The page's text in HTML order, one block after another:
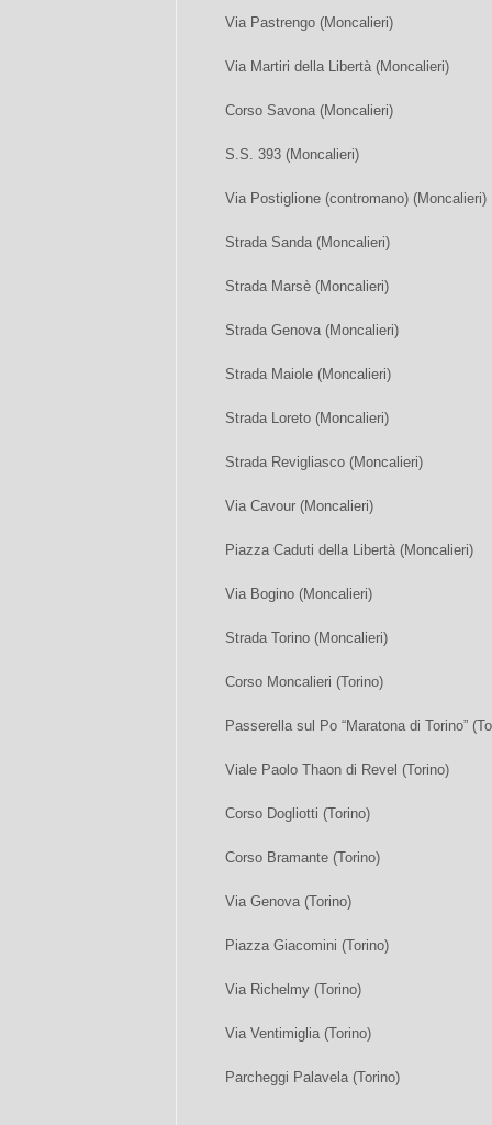
Via Pastrengo (Moncalieri)
Via Martiri della Libertà (Moncalieri)
Corso Savona (Moncalieri)
S.S. 393 (Moncalieri)
Via Postiglione (contromano) (Moncalieri)
Strada Sanda (Moncalieri)
Strada Marsè (Moncalieri)
Strada Genova (Moncalieri)
Strada Maiole (Moncalieri)
Strada Loreto (Moncalieri)
Strada Revigliasco (Moncalieri)
Via Cavour (Moncalieri)
Piazza Caduti della Libertà (Moncalieri)
Via Bogino (Moncalieri)
Strada Torino (Moncalieri)
Corso Moncalieri (Torino)
Passerella sul Po “Maratona di Torino”
Viale Paolo Thaon di Revel (Torino)
Corso Dogliotti (Torino)
Corso Bramante (Torino)
Via Genova (Torino)
Piazza Giacomini (Torino)
Via Richelmy (Torino)
Via Ventimiglia (Torino)
Parcheggi Palavela (Torino)